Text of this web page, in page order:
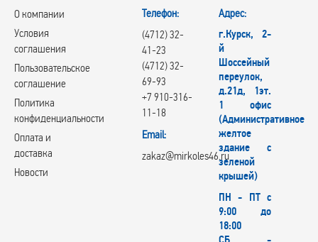
О компании
Условия
соглашения
Пользовательское
соглашение
Политика
конфиденциальности
Оплата и
доставка
Новости
Телефон:
(4712) 32-
41-23
(4712) 32-
69-93
+7 910-316-
11-18
Email:
zakaz@mirkoles46.ru
Адрес:
г.Курск, 2-
й
Шоссейный
переулок,
д.21д, 1эт.
1 офис
(Административное
желтое
здание с
зеленой
крышей)
ПН - ПТ с
9:00 до
18:00